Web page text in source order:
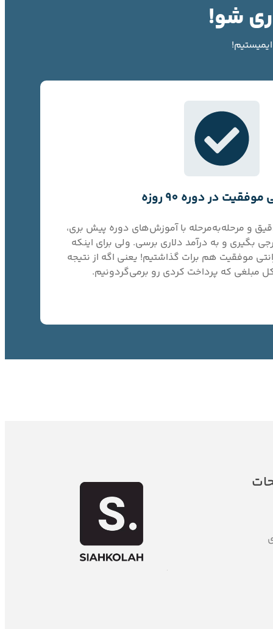
شو!
در دوره 90 روزه
و مرحله‌به‌مرحله با آموزش‌های دوره پیش بری،
بگیری و به درآمد دلاری برسی. ولی برای اینکه
موفقیت هم برات گذاشتیم! یعنی اگه از نتیجه
مبلغی که پرداخت کردی رو برمی‌گردونیم.